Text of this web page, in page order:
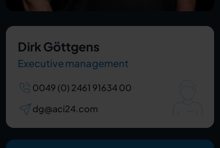
Dirk Göttgens
Executive management
0049 (0) 2461 91634 00
dg@aci24.com